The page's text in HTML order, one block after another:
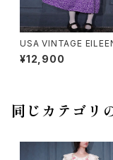
USA VINTAGE
T FLOWER SHELL
LACE DESIGN
レスワンピース
¥12,900
同じカテゴリ